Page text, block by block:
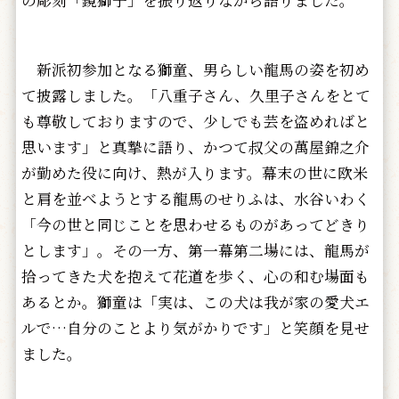
新派初参加となる獅童、男らしい龍馬の姿を初め
て披露しました。「八重子さん、久里子さんをとて
も尊敬しておりますので、少しでも芸を盗めればと
思います」と真摯に語り、かつて叔父の萬屋錦之介
が勤めた役に向け、熱が入ります。幕末の世に欧米
と肩を並べようとする龍馬のせりふは、水谷いわく
「今の世と同じことを思わせるものがあってどきり
とします」。その一方、第一幕第二場には、龍馬が
拾ってきた犬を抱えて花道を歩く、心の和む場面も
あるとか。獅童は「実は、この犬は我が家の愛犬エ
ルで…自分のことより気がかりです」と笑顔を見せ
ました。